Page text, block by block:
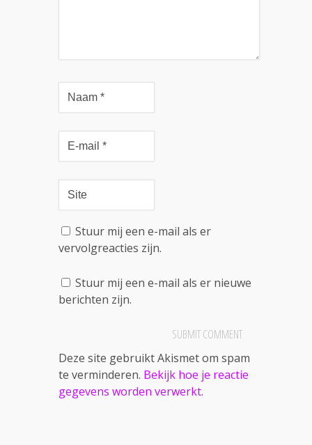
Stuur mij een e-mail als er
vervolgreacties zijn.
Stuur mij een e-mail als er nieuwe
berichten zijn.
Deze site gebruikt Akismet om spam
te verminderen. Bekijk hoe je reactie
gegevens worden verwerkt.